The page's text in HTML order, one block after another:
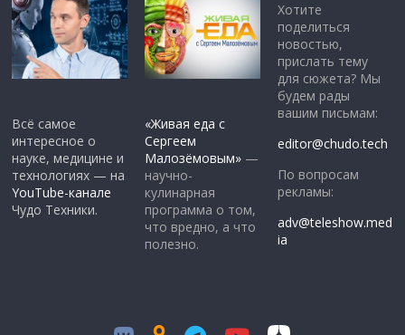
Всё самое
интересное о
науке, медицине и
технологиях — на
YouTube-канале
Чудо Техники.
«Живая еда с
Сергеем
Малозёмовым» —
научно-
кулинарная
программа о том,
что вредно, а что
полезно.
Хотите
поделиться
новостью,
прислать тему
для сюжета? Мы
будем рады
вашим письмам:
editor@chudo.tech
По вопросам
рекламы:
adv@teleshow.med
ia